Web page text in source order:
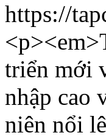
https://
triển mới
nhập cao
niên nổi